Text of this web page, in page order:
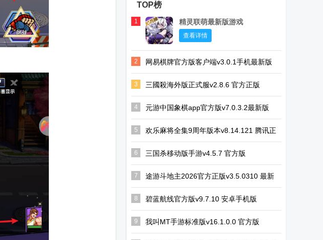
TOP榜
1 精灵联萌最新版游戏
查看详情
2 网易棋牌官方版客户端v3.0.1手机最新版
3 三國殺海外版正式服v2.8.6 官方正版
4 元游中国象棋app官方版v7.0.3.2最新版
5
欢乐麻将全集9周年版本v8.14.121 腾讯正
版
6 三国杀移动版手游v4.5.7 官方版
7
途游斗地主2026官方正版v3.5.0310 最新
版
8 碧蓝航线官方版v9.7.10 安卓手机版
9 我叫MT手游标准版v16.1.0.0 官方版